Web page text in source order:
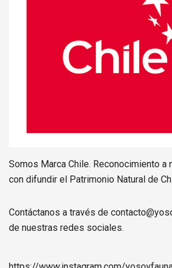
Somos Marca Chile. Reconocimiento
con difundir el Patrimonio Natural de
Contáctanos a través de
de nuestras redes sociales.